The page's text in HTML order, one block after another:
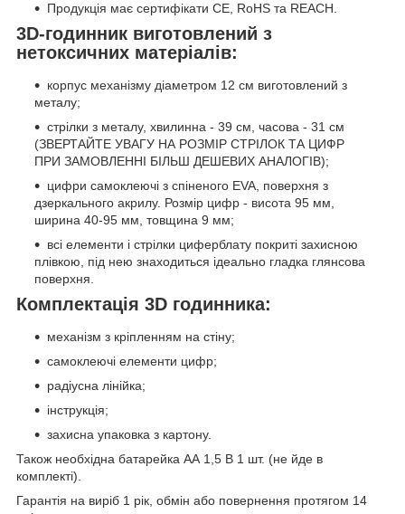
Продукція має сертифікати CE, RoHS та REACH.
3D-годинник виготовлений з
нетоксичних матеріалів:
корпус механізму діаметром 12 см виготовлений з
металу;
стрілки з металу, хвилинна - 39 см, часова - 31 см
(ЗВЕРТАЙТЕ УВАГУ НА РОЗМІР СТРІЛОК ТА ЦИФР
ПРИ ЗАМОВЛЕННІ БІЛЬШ ДЕШЕВИХ АНАЛОГІВ);
цифри самоклеючі з спіненого EVA, поверхня з
дзеркального акрилу. Розмір цифр - висота 95 мм,
ширина 40-95 мм, товщина 9 мм;
всі елементи і стрілки циферблату покриті захисною
плівкою, під нею знаходиться ідеально гладка глянсова
поверхня.
Комплектація 3D годинника:
механізм з кріпленням на стіну;
самоклеючі елементи цифр;
радіусна лінійка;
інструкція;
захисна упаковка з картону.
Також необхідна батарейка АА 1,5 В 1 шт. (не йде в
комплекті).
Гарантія на виріб 1 рік, обмін або повернення протягом 14